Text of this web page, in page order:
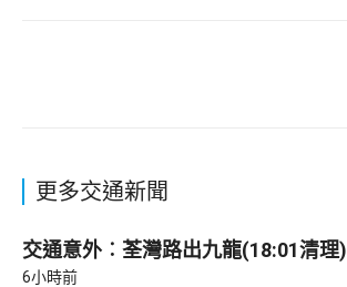
更多交通新聞
交通意外︰荃灣路出九龍(18:01清理)
6小時前